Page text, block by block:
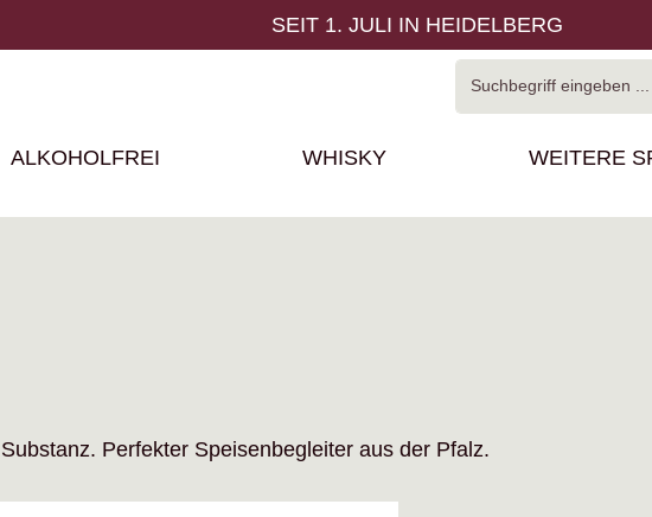
SEIT 1. JULI IN HEIDELBERG
ALKOHOLFREI WHISKY WEITERE
Perfekter Speisenbegleiter aus der Pfalz.